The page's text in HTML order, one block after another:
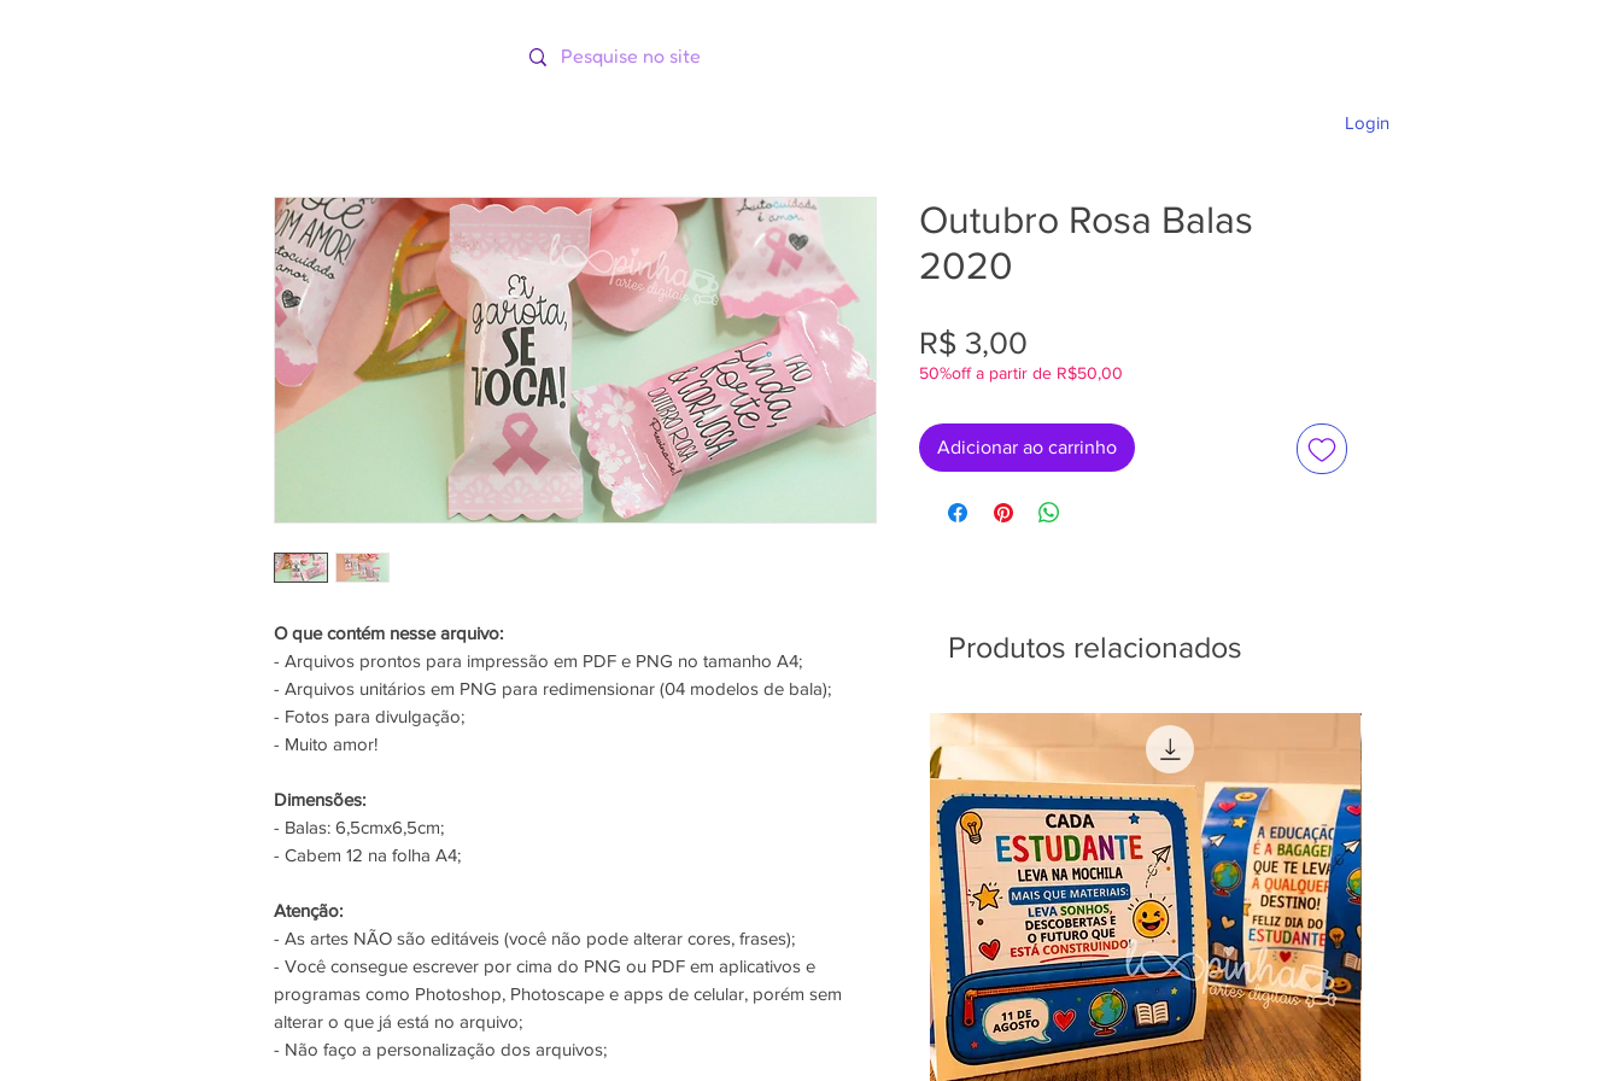
Login
O que contém nesse arquivo:
- Arquivos prontos para impressão em PDF e PNG no tamanho A4;
- Arquivos unitários em PNG para redimensionar (04 modelos de bala);
- Fotos para divulgação;
- Muito amor!
Dimensões:
- Balas: 6,5cmx6,5cm;
- Cabem 12 na folha A4;
Atenção:
- As artes NÃO são editáveis (você não pode alterar cores, frases);
- Você consegue escrever por cima do PNG ou PDF em aplicativos e
programas como Photoshop, Photoscape e apps de celular, porém sem
alterar o que já está no arquivo;
- Não faço a personalização dos arquivos;
Outubro Rosa Balas
2020
R$ 3,00
50%off a partir de R$50,00
Adicionar ao carrinho
Produtos relacionados